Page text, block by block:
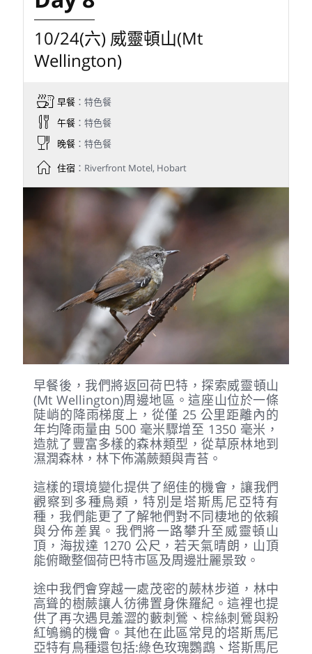
10/24(六) 威靈頓山(Mt
Wellington)
早餐：特色餐
午餐：特色餐
晚餐：特色餐
住宿：Riverfront Motel, Hobart
早餐後，我們將返回荷巴特，探索威靈頓山
(Mt Wellington)周邊地區。這座山位於一條
陡峭的降雨梯度上，從僅 25 公里距離內的
年均降雨量由 500 毫米驟增至 1350 毫米，
造就了豐富多樣的森林類型，從草原林地到
濕潤森林，林下佈滿蕨類與青苔。
這樣的環境變化提供了絕佳的機會，讓我們
觀察到多種鳥類，特別是塔斯馬尼亞特有
種，我們能更了了解牠們對不同棲地的依賴
與分佈差異。我們將一路攀升至威靈頓山
頂，海拔達 1270 公尺，若天氣晴朗，山頂
能俯瞰整個荷巴特市區及周邊壯麗景致。
途中我們會穿越一處茂密的蕨林步道，林中
高聳的樹蕨讓人彷彿置身侏羅紀。這裡也提
供了再次遇見羞澀的藪刺鶯、棕絲刺鶯與粉
紅鴝鶲的機會。其他在此區常見的塔斯馬尼
亞特有鳥種還包括:綠色玫瑰鸚鵡、塔斯馬尼